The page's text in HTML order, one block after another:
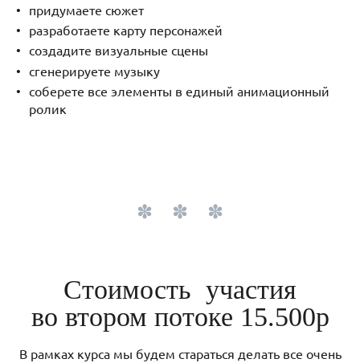
придумаете сюжет
разработаете карту персонажей
создадите визуальные сцены
сгенерируете музыку
соберете все элементы в единый анимационный
ролик
Стоимость участия
во втором потоке 15.500р
В рамках курса мы будем стараться делать все очень